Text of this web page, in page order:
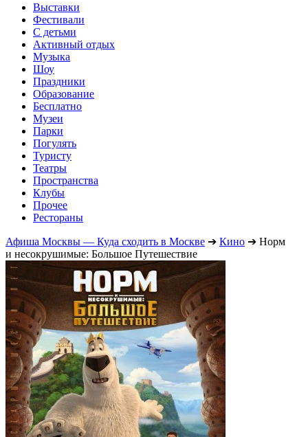
Выставки
Фестивали
С детьми
Активный отдых
Музыка
Шоу
Праздники
Образование
Бесплатно
Музеи
Парки
Погулять
Туристу
Театры
Пространства
Клубы
Прочее
Рестораны
Афиша Москвы — Куда сходить в Москве ➔ Кино ➔ Норм
и несокрушимые: Большое Путешествие